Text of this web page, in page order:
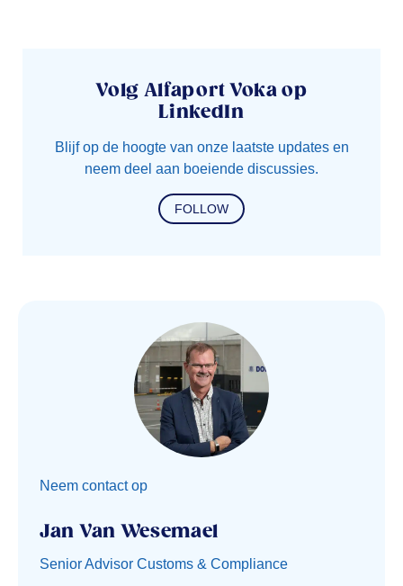
Volg Alfaport Voka op
LinkedIn
Blijf op de hoogte van onze laatste updates en
neem deel aan boeiende discussies.
FOLLOW
Neem contact op
Jan Van Wesemael
Senior Advisor Customs & Compliance